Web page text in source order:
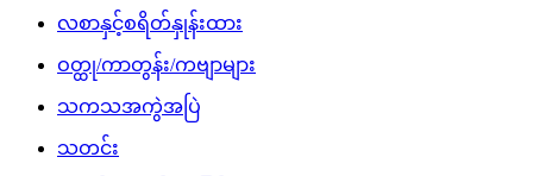
လစာနှင့်စရိတ်နှုန်းထား
ဝတ္ထု/ကာတွန်း/ကဗျာများ
သကသအကွဲအပြဲ
သတင်း